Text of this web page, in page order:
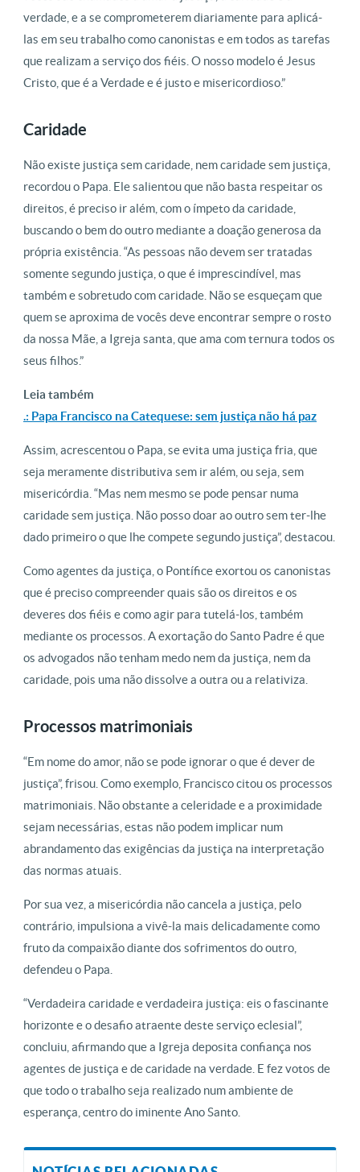
verdade, e a se comprometerem diariamente para aplicá-
las em seu trabalho como canonistas e em todos as tarefas
que realizam a serviço dos fiéis. O nosso modelo é Jesus
Cristo, que é a Verdade e é justo e misericordioso.”
Caridade
Não existe justiça sem caridade, nem caridade sem justiça,
recordou o Papa. Ele salientou que não basta respeitar os
direitos, é preciso ir além, com o ímpeto da caridade,
buscando o bem do outro mediante a doação generosa da
própria existência. “As pessoas não devem ser tratadas
somente segundo justiça, o que é imprescindível, mas
também e sobretudo com caridade. Não se esqueçam que
quem se aproxima de vocês deve encontrar sempre o rosto
da nossa Mãe, a Igreja santa, que ama com ternura todos os
seus filhos.”
Leia também
.: Papa Francisco na Catequese: sem justiça não há paz
Assim, acrescentou o Papa, se evita uma justiça fria, que
seja meramente distributiva sem ir além, ou seja, sem
misericórdia. “Mas nem mesmo se pode pensar numa
caridade sem justiça. Não posso doar ao outro sem ter-lhe
dado primeiro o que lhe compete segundo justiça”, destacou.
Como agentes da justiça, o Pontífice exortou os canonistas
que é preciso compreender quais são os direitos e os
deveres dos fiéis e como agir para tutelá-los, também
mediante os processos. A exortação do Santo Padre é que
os advogados não tenham medo nem da justiça, nem da
caridade, pois uma não dissolve a outra ou a relativiza.
Processos matrimoniais
“Em nome do amor, não se pode ignorar o que é dever de
justiça”, frisou. Como exemplo, Francisco citou os processos
matrimoniais. Não obstante a celeridade e a proximidade
sejam necessárias, estas não podem implicar num
abrandamento das exigências da justiça na interpretação
das normas atuais.
Por sua vez, a misericórdia não cancela a justiça, pelo
contrário, impulsiona a vivê-la mais delicadamente como
fruto da compaixão diante dos sofrimentos do outro,
defendeu o Papa.
“Verdadeira caridade e verdadeira justiça: eis o fascinante
horizonte e o desafio atraente deste serviço eclesial”,
concluiu, afirmando que a Igreja deposita confiança nos
agentes de justiça e de caridade na verdade. E fez votos de
que todo o trabalho seja realizado num ambiente de
esperança, centro do iminente Ano Santo.